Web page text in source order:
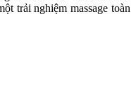
trải nghiệm massage toàn